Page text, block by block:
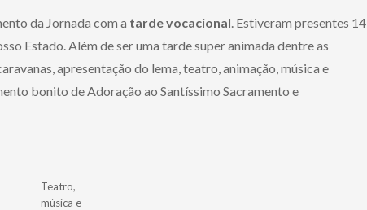
da Jornada com a tarde vocacional. Estiveram presentes 14
Estado. Além de ser uma tarde super animada dentre as
apresentação do lema, teatro, animação, música e
bonito de Adoração ao Santíssimo Sacramento e
Teatro,
música e